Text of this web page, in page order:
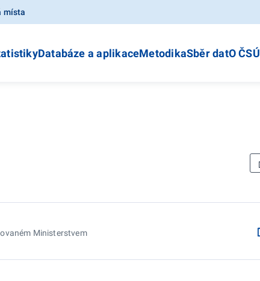
místa
Databáze a aplikaceMetodikaSběr datO ČSÚ
Ministerstvem